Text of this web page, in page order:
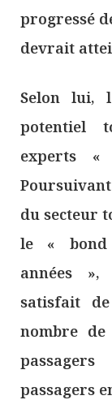
progressé
devrait
Selon lui,
potentiel
experts «
du secteur
le « bond
années »,
satisfait
nombre de
passagers